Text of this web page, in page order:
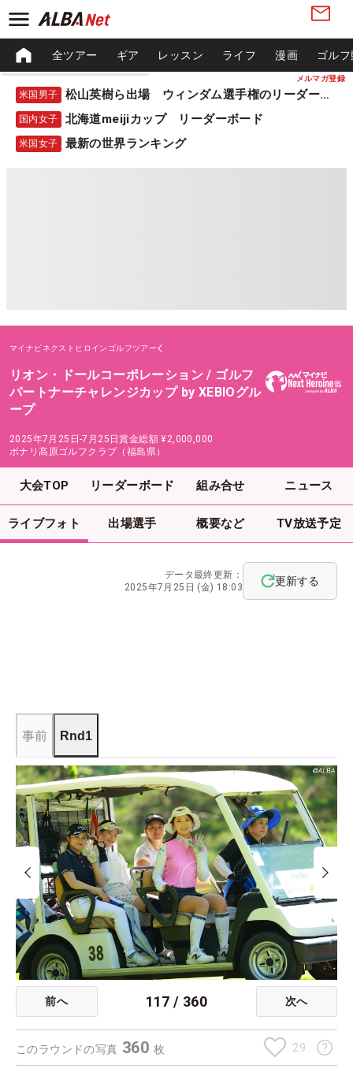
メルマガ登録
全ツアー ギア レッスン ライフ 漫画 ゴル
米国男子 松山英樹ら出場 ウィンダム選手権のリーダーボード
国内女子 北海道meijiカップ リーダーボード
米国女子 最新の世界ランキング
マイナビネクストヒロインゴルフツアー
リオン・ドールコーポレーション / ゴルフ
パートナーチャレンジカップ by XEBIOグル
ープ
2025年7月25日-7月25日賞金総額 ¥2,000,000
ボナリ高原ゴルフクラブ（福島県）
大会TOP リーダーボード 組み合せ ニュース
ライブフォト 出場選手 概要など TV放送予定
データ最終更新：
2025年7月25日 (金) 18:03
更新する
事前 Rnd1
前へ 117 / 360 次へ
このラウンドの写真 360 枚 29